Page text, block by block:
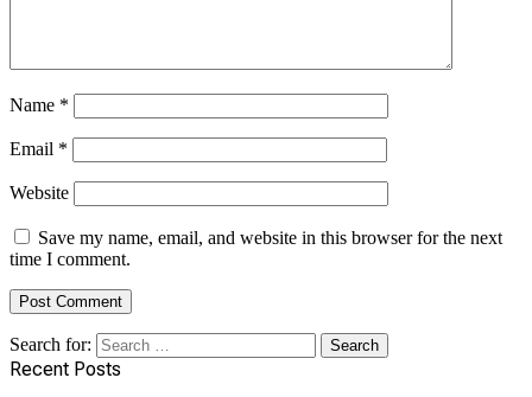
Name *
Email *
Website
Save my name, email, and website in this browser for the next
time I comment.
Search for:
Recent Posts